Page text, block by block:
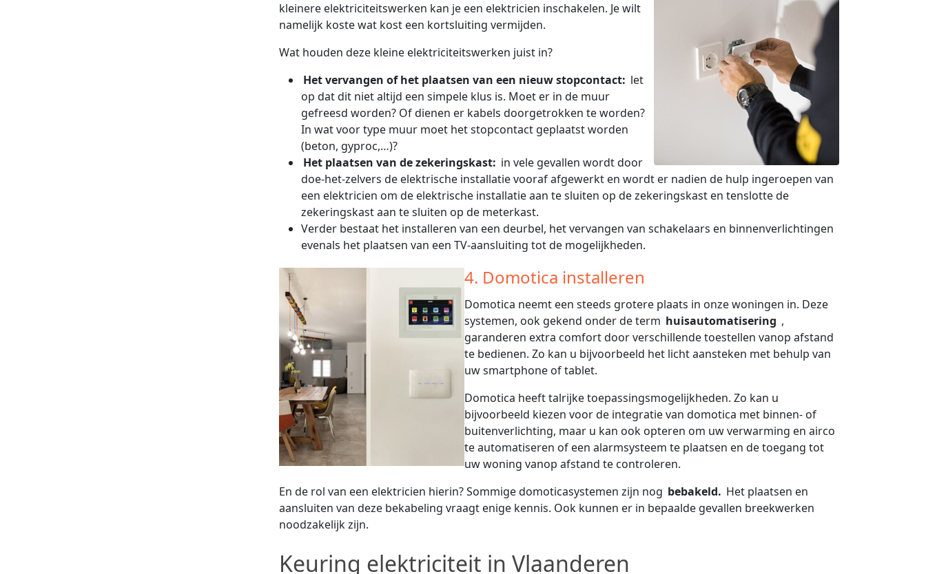
kleinere elektriciteitswerken kan je een elektricien inschakelen. Je wilt
namelijk koste wat kost een kortsluiting vermijden.
Wat houden deze kleine elektriciteitswerken juist in?
Het vervangen of het plaatsen van een nieuw stopcontact: let
op dat dit niet altijd een simpele klus is. Moet er in de muur
gefreesd worden? Of dienen er kabels doorgetrokken te worden?
In wat voor type muur moet het stopcontact geplaatst worden
(beton, gyproc,…)?
Het plaatsen van de zekeringskast: in vele gevallen wordt door
doe-het-zelvers de elektrische installatie vooraf afgewerkt en wordt er nadien de hulp ingeroepen van
een elektricien om de elektrische installatie aan te sluiten op de zekeringskast en tenslotte de
zekeringskast aan te sluiten op de meterkast.
Verder bestaat het installeren van een deurbel, het vervangen van schakelaars en binnenverlichtingen
evenals het plaatsen van een TV-aansluiting tot de mogelijkheden.
4. Domotica installeren
Domotica neemt een steeds grotere plaats in onze woningen in. Deze
systemen, ook gekend onder de term huisautomatisering ,
garanderen extra comfort door verschillende toestellen vanop afstand
te bedienen. Zo kan u bijvoorbeeld het licht aansteken met behulp van
uw smartphone of tablet.
Domotica heeft talrijke toepassingsmogelijkheden. Zo kan u
bijvoorbeeld kiezen voor de integratie van domotica met binnen- of
buitenverlichting, maar u kan ook opteren om uw verwarming en airco
te automatiseren of een alarmsysteem te plaatsen en de toegang tot
uw woning vanop afstand te controleren.
En de rol van een elektricien hierin? Sommige domoticasystemen zijn nog bebakeld. Het plaatsen en
aansluiten van deze bekabeling vraagt enige kennis. Ook kunnen er in bepaalde gevallen breekwerken
noodzakelijk zijn.
Keuring elektriciteit in Vlaanderen